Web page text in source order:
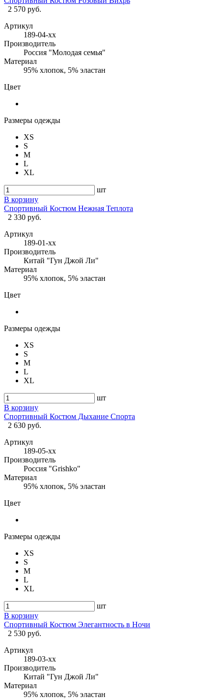
2 570 руб.
Артикул
189-04-хх
Производитель
Россия "Молодая семья"
Материал
95% хлопок, 5% эластан
Цвет
Размеры одежды
XS
S
M
L
XL
шт
В корзину
Спортивный Костюм Нежная Теплота
2 330 руб.
Артикул
189-01-хх
Производитель
Китай "Гун Джой Ли"
Материал
95% хлопок, 5% эластан
Цвет
Размеры одежды
XS
S
M
L
XL
шт
В корзину
Спортивный Костюм Дыхание Спорта
2 630 руб.
Артикул
189-05-хх
Производитель
Россия "Grishko"
Материал
95% хлопок, 5% эластан
Цвет
Размеры одежды
XS
S
M
L
XL
шт
В корзину
Спортивный Костюм Элегантность в Ночи
2 530 руб.
Артикул
189-03-хх
Производитель
Китай "Гун Джой Ли"
Материал
95% хлопок, 5% эластан